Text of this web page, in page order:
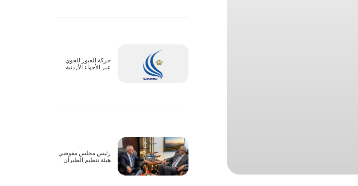
حركة العبور الجوي
عبر الأجواء الأردنية
رئيس مجلس مفوضي
هيئة تنظيم الطيران